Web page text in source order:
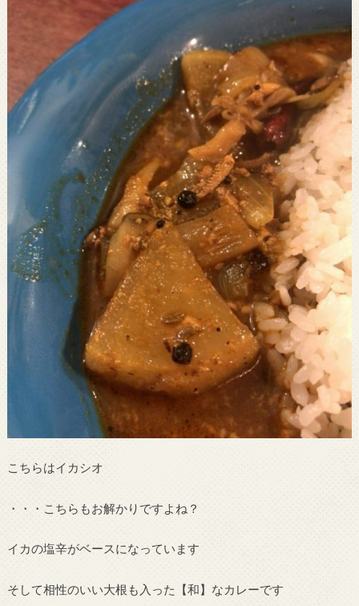
こちらはイカシオ
・・・こちらもお解かりですよね？
イカの塩辛がベースになっています
そして相性のいい大根も入った【和】なカレーです